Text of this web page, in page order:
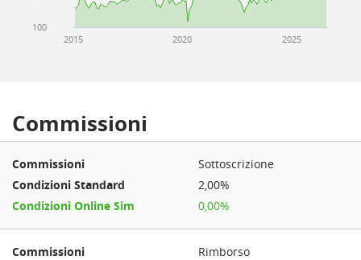
2020
2015 2025
100
Commissioni
Sottoscrizione
2,00%
0,00%
Rimborso